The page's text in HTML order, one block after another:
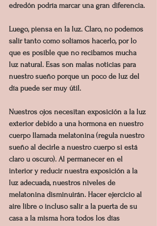
edredón podría marcar una gran diferencia.
Luego, piensa en la luz. Claro, no podemos
salir tanto como solíamos hacerlo, por lo
que es posible que no recibamos mucha
luz natural. Esas son malas noticias para
nuestro sueño porque un poco de luz del
día puede ser muy útil.
Nuestros ojos necesitan exposición a la luz
exterior debido a una hormona en nuestro
cuerpo llamada melatonina (regula nuestro
sueño al decirle a nuestro cuerpo si está
claro u oscuro). Al permanecer en el
interior y reducir nuestra exposición a la
luz adecuada, nuestros niveles de
melatonina disminuirán. Hacer ejercicio al
aire libre o incluso salir a la puerta de su
casa a la misma hora todos los días